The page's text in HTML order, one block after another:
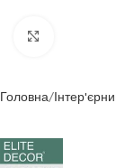
Головна